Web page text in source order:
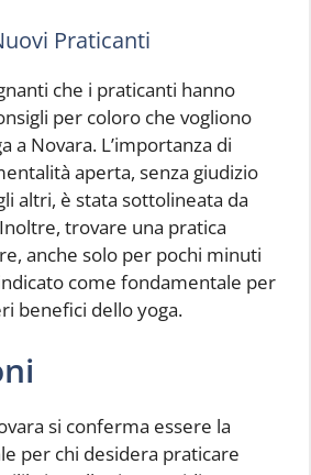
Praticanti
che i praticanti hanno
per coloro che vogliono
a Novara. L’importanza di
aperta, senza giudizio
altri, è stata sottolineata da
trovare una pratica
anche solo per pochi minuti
come fondamentale per
benefici dello yoga.
si conferma essere la
per chi desidera praticare